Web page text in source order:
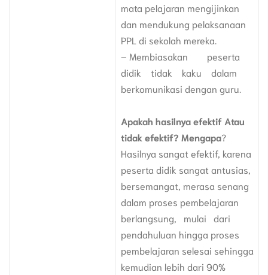
mata pelajaran mengijinkan
dan mendukung pelaksanaan
PPL di sekolah mereka.
– Membiasakan peserta
didik tidak kaku dalam
berkomunikasi dengan guru.
Apakah hasilnya efektif Atau
tidak efektif? Mengapa?
Hasilnya sangat efektif, karena
peserta didik sangat antusias,
bersemangat, merasa senang
dalam proses pembelajaran
berlangsung, mulai dari
pendahuluan hingga proses
pembelajaran selesai sehingga
kemudian lebih dari 90%